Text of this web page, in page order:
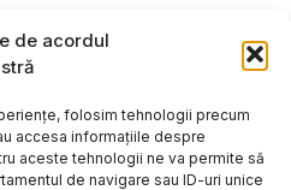
de acordul
folosim tehnologii precum
accesa informațiile despre
aceste tehnologii ne va permite să
de navigare sau ID-uri unice